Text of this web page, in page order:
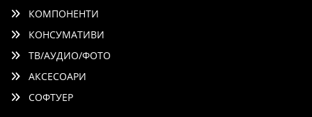
КОМПОНЕНТИ
КОНСУМАТИВИ
ТВ/АУДИО/ФОТО
АКСЕСОАРИ
СОФТУЕР